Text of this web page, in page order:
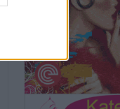
• πριν 3
Φοίβος Κω: Το
Kos 3X3
Αθλητικά• πριν 3